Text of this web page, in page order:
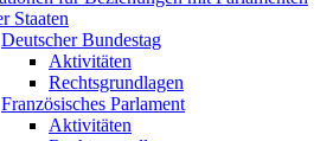
Staaten
Deutscher Bundestag
Aktivitäten
Rechtsgrundlagen
Französisches Parlament
Aktivitäten